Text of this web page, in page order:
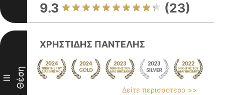
9.3 (23)
III Θέση
ΧΡΗΣΤΙΔΗΣ ΠΑΝΤΕΛΗΣ
Δείτε περισσότερα >>